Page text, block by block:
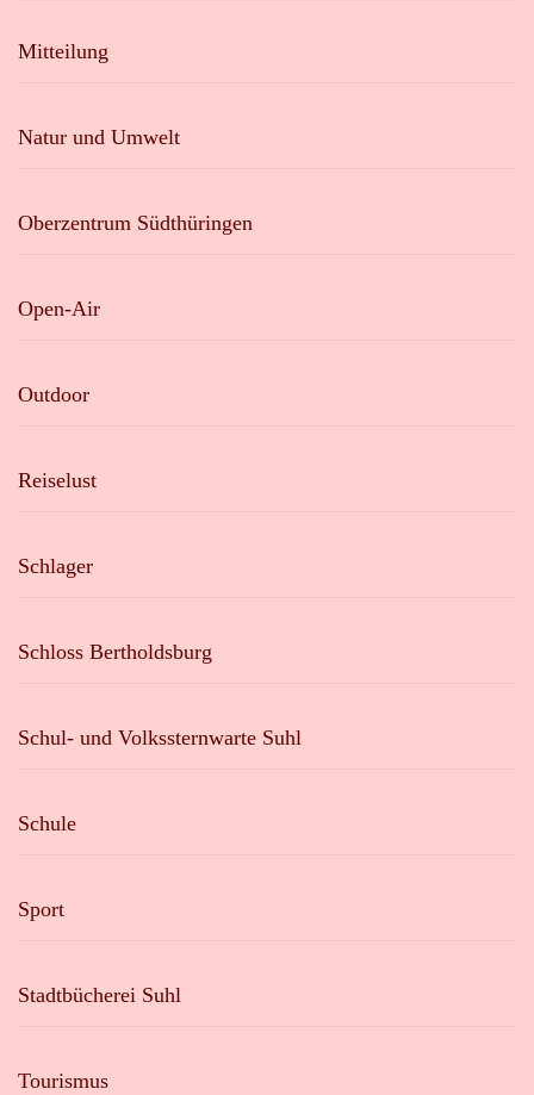
Mitteilung
Natur und Umwelt
Oberzentrum Südthüringen
Open-Air
Outdoor
Reiselust
Schlager
Schloss Bertholdsburg
Schul- und Volkssternwarte Suhl
Schule
Sport
Stadtbücherei Suhl
Tourismus